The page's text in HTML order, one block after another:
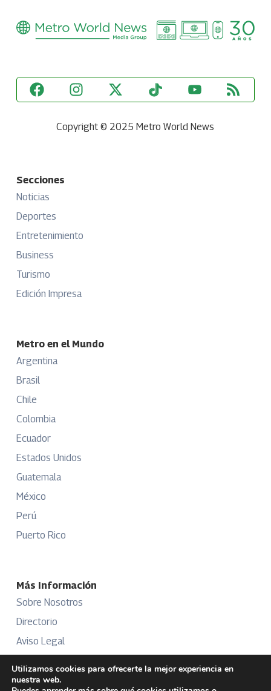
Copyright © 2025 Metro World News
Secciones
Noticias
Deportes
Entretenimiento
Business
Turismo
Edición Impresa
Metro en el Mundo
Argentina
Brasil
Chile
Colombia
Ecuador
Estados Unidos
Guatemala
México
Perú
Puerto Rico
Más Información
Sobre Nosotros
Directorio
Aviso Legal
Publicidad
Utilizamos cookies para ofrecerte la mejor experiencia en
nuestra web.